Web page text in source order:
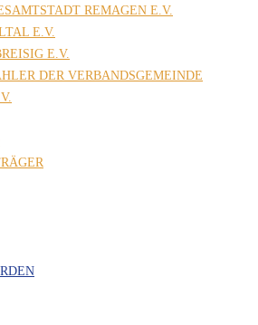
REMAGEN E.V.
E.V.
E.V.
DER VERBANDSGEMEINDE